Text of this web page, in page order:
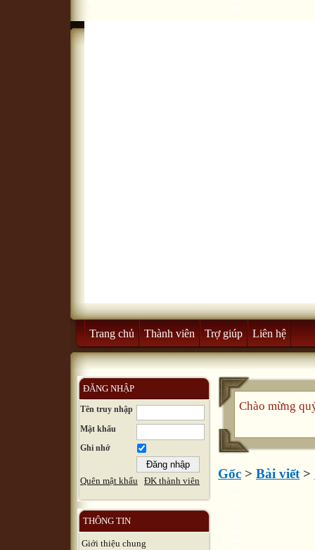
Trang chủ Thành viên Trợ giúp Liên hệ
ĐĂNG NHẬP
Tên truy nhập
Mật khẩu
Ghi nhớ
Quên mật khẩu ĐK thành viên
THÔNG TIN
Giới thiệu chung
Chào mừng
Gốc > Bài viết >